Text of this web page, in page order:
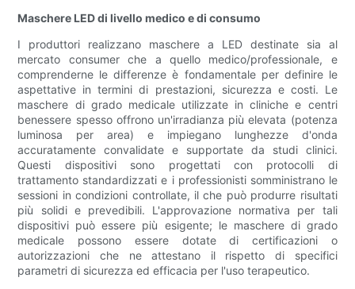
Maschere LED di livello medico e di consumo
I produttori realizzano maschere a LED destinate sia al
mercato consumer che a quello medico/professionale, e
comprenderne le differenze è fondamentale per definire le
aspettative in termini di prestazioni, sicurezza e costi. Le
maschere di grado medicale utilizzate in cliniche e centri
benessere spesso offrono un'irradianza più elevata (potenza
luminosa per area) e impiegano lunghezze d'onda
accuratamente convalidate e supportate da studi clinici.
Questi dispositivi sono progettati con protocolli di
trattamento standardizzati e i professionisti somministrano le
sessioni in condizioni controllate, il che può produrre risultati
più solidi e prevedibili. L'approvazione normativa per tali
dispositivi può essere più esigente; le maschere di grado
medicale possono essere dotate di certificazioni o
autorizzazioni che ne attestano il rispetto di specifici
parametri di sicurezza ed efficacia per l'uso terapeutico.